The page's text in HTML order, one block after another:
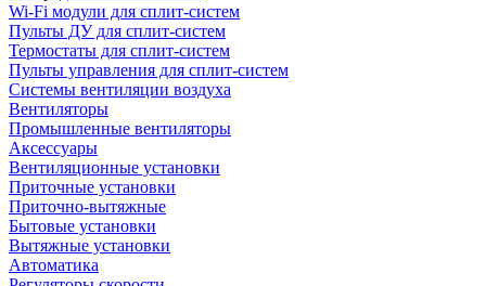
Wi-Fi модули для сплит-систем
Пульты ДУ для сплит-систем
Термостаты для сплит-систем
Пульты управления для сплит-систем
Системы вентиляции воздуха
Вентиляторы
Промышленные вентиляторы
Аксессуары
Вентиляционные установки
Приточные установки
Приточно-вытяжные
Бытовые установки
Вытяжные установки
Автоматика